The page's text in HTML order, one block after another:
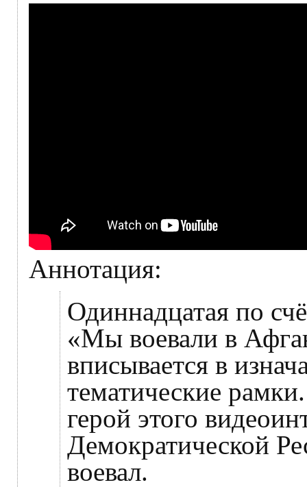
Аннотация:
Одиннадцатая по
«Мы воевали в
вписывается в
тематические
герой этого
Демократической
воевал.